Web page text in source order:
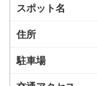
スポット名
住所
駐車場